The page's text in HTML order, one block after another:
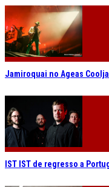
Jamiroquai no Ageas
IST IST de regresso a